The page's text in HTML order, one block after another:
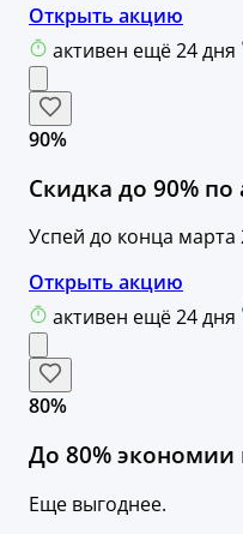
Открыть акцию
активен ещё 24 дня
90%
Скидка до 90% по
Успей до конца марта
Открыть акцию
активен ещё 24 дня
80%
До 80%
Еще выгоднее.